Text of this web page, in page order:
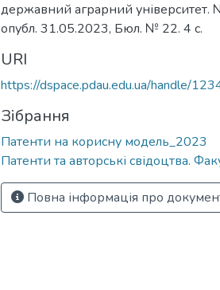
державний аграрний
опубл. 31.05.2023, Бюл. № 22. 4 с.
URI
https://dspace.pdau.edu.ua/handle/
Зібрання
Патенти на корисну модель_2023
Патенти та авторські свідоцтва.
Повна інформація про